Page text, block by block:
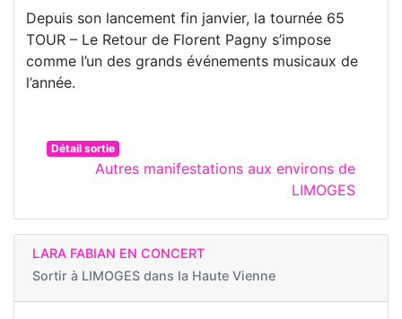
Depuis son lancement fin janvier, la tournée 65
TOUR – Le Retour de Florent Pagny s’impose
comme l’un des grands événements musicaux de
l’année.
Détail sortie
Autres manifestations aux environs de
LIMOGES
LARA FABIAN EN CONCERT
Sortir à LIMOGES dans la Haute Vienne